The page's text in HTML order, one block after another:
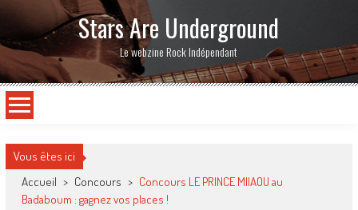
Stars Are Underground
Le webzine Rock Indépendant
Vous êtes ici
Accueil > Concours > Concours LE PRINCE MIIAOU au
Badaboum : gagnez vos places !